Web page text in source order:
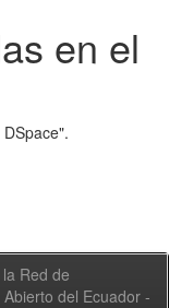
en el
Red de
del Ecuador -